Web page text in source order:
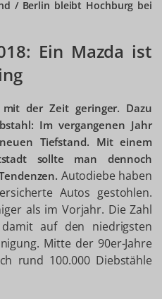
/ Berlin bleibt Hochburg bei
Ein Mazda ist
der Zeit geringer. Dazu
Im vergangenen Jahr
Tiefstand. Mit einem
sollte man dennoch
Autodiebe haben
Autos gestohlen.
als im Vorjahr. Die Zahl
auf den niedrigsten
Mitte der 90er-Jahre
rund 100.000 Diebstähle